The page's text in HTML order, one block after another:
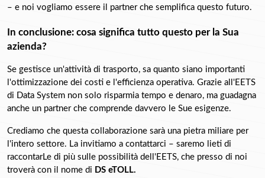
– e noi vogliamo essere il partner che semplifica questo futuro.
In conclusione: cosa significa tutto questo per la Sua
azienda?
Se gestisce un'attività di trasporto, sa quanto siano importanti
l'ottimizzazione dei costi e l'efficienza operativa. Grazie all'EETS
di Data System non solo risparmia tempo e denaro, ma guadagna
anche un partner che comprende davvero le Sue esigenze.
Crediamo che questa collaborazione sarà una pietra miliare per
l'intero settore. La invitiamo a contattarci – saremo lieti di
raccontarLe di più sulle possibilità dell'EETS, che presso di noi
troverà con il nome di DS eTOLL.